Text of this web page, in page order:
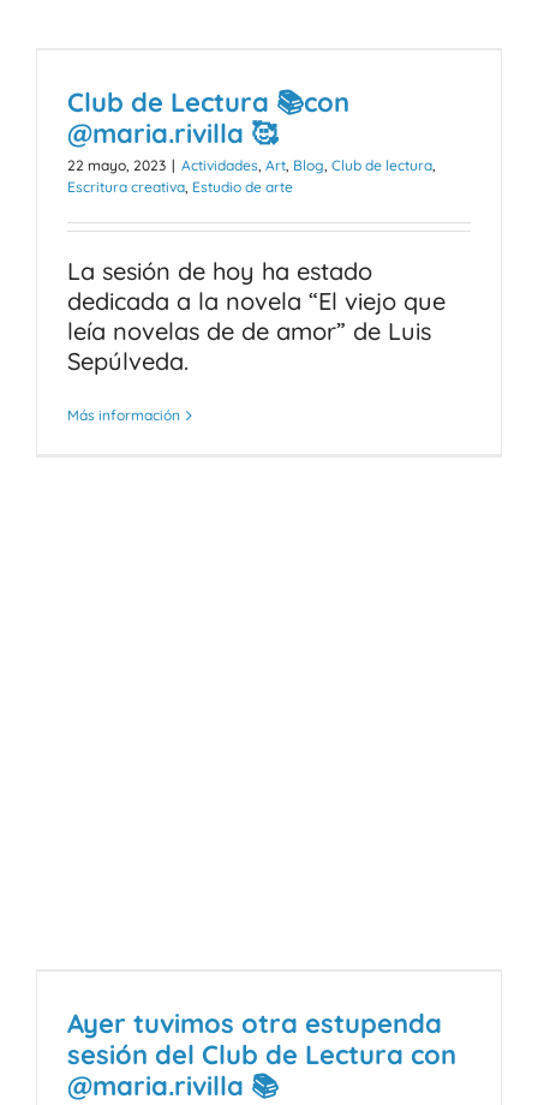
Club de Lectura 📚con
@maria.rivilla 🥰
22 mayo, 2023 | Actividades, Art, Blog, Club de lectura,
Escritura creativa, Estudio de arte
La sesión de hoy ha estado
dedicada a la novela “El viejo que
leía novelas de de amor” de Luis
Sepúlveda.
Más información
Ayer tuvimos otra estupenda
sesión del Club de Lectura con
@maria.rivilla 📚